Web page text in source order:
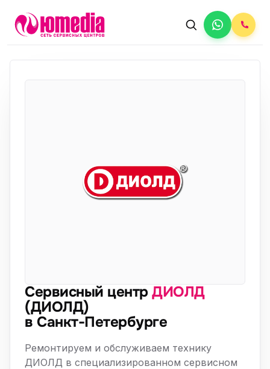
Сервисный центрДИОЛД
(ДИОЛД)
в Санкт-Петербурге
Ремонтируем и обслуживаем технику
ДИОЛД в специализированном сервисном